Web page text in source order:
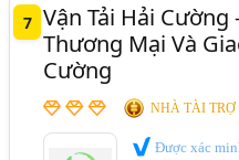
7 Vận Tải Hải Cường
Thương Mại Và
Cường
NHÀ TÀI TRỢ
Được xác